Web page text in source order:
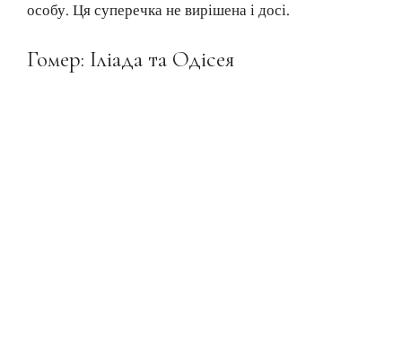
особу. Ця суперечка не вирішена і досі.
Гомер: Іліада та Одісея